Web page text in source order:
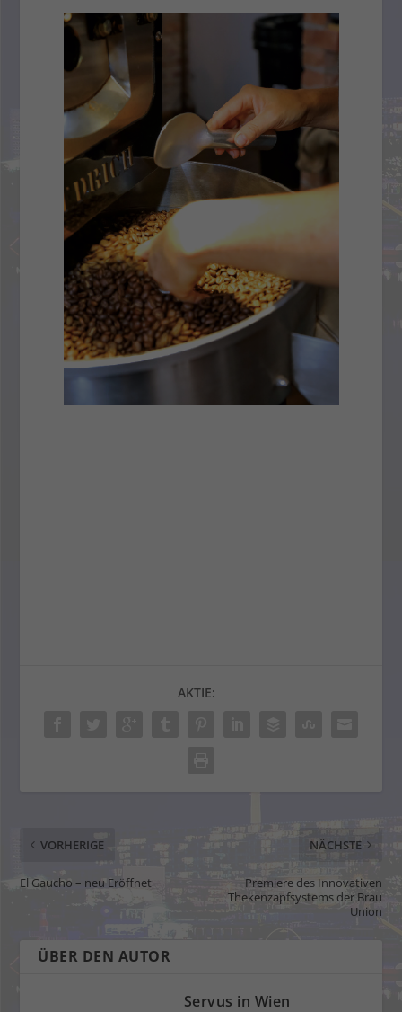
AKTIE:
VORHERIGE
El Gaucho – neu Eröffnet
NÄCHSTE
Premiere des Innovativen
Thekenzapfsystems der Brau
Union
ÜBER DEN AUTOR
Servus in Wien